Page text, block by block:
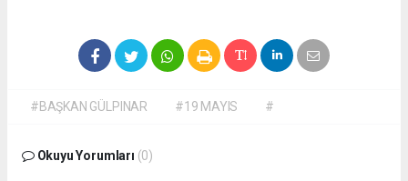
#BAŞKAN GÜLPINAR #19 MAYIS #
Okuyu Yorumları (0)